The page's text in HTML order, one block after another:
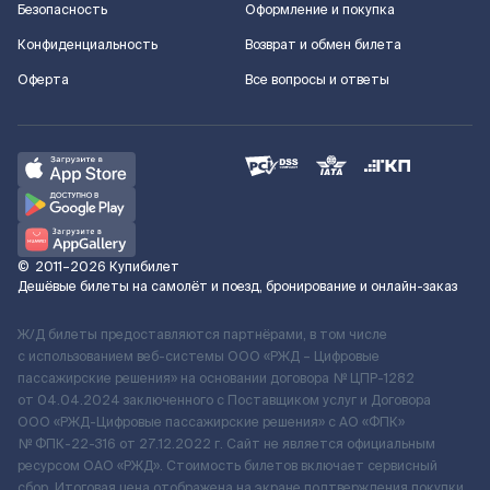
Безопасность
Конфиденциальность
Оферта
Оформление и покупка
Возврат и обмен билета
Все вопросы и ответы
© 2011–2026 Купибилет
Дешёвые билеты на самолёт и поезд, бронирование и онлайн-заказ
Ж/Д билеты предоставляются партнёрами, в том числе
с использованием веб-системы ООО «РЖД – Цифровые
пассажирские решения» на основании договора № ЦПР-1282
от 04.04.2024 заключенного с Поставщиком услуг и Договора
ООО «РЖД-Цифровые пассажирские решения» c АО «ФПК»
№ ФПК-22-316 от 27.12.2022 г. Сайт не является официальным
ресурсом ОАО «РЖД». Стоимость билетов включает сервисный